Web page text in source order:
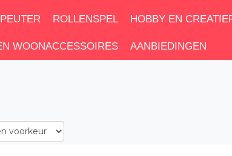
ROLLENSPEL HOBBY EN
WOONACCESSOIRES AANBIEDINGEN